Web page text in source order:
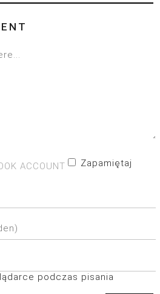
ACCOUNT Zapamiętaj
podczas pisania